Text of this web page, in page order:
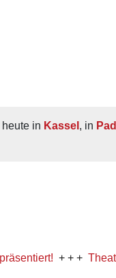
in Kassel , in
+ + + Theater + +